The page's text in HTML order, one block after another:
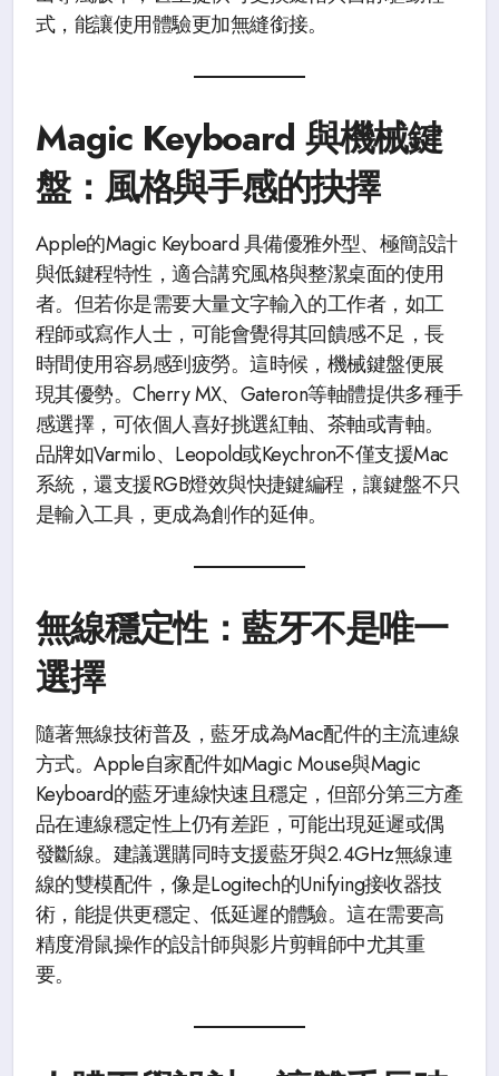
式，能讓使用體驗更加無縫銜接。
Magic Keyboard 與機械鍵
盤：風格與手感的抉擇
Apple的Magic Keyboard 具備優雅外型、極簡設計
與低鍵程特性，適合講究風格與整潔桌面的使用
者。但若你是需要大量文字輸入的工作者，如工
程師或寫作人士，可能會覺得其回饋感不足，長
時間使用容易感到疲勞。這時候，機械鍵盤便展
現其優勢。Cherry MX、Gateron等軸體提供多種手
感選擇，可依個人喜好挑選紅軸、茶軸或青軸。
品牌如Varmilo、Leopold或Keychron不僅支援Mac
系統，還支援RGB燈效與快捷鍵編程，讓鍵盤不只
是輸入工具，更成為創作的延伸。
無線穩定性：藍牙不是唯一
選擇
隨著無線技術普及，藍牙成為Mac配件的主流連線
方式。Apple自家配件如Magic Mouse與Magic
Keyboard的藍牙連線快速且穩定，但部分第三方產
品在連線穩定性上仍有差距，可能出現延遲或偶
發斷線。建議選購同時支援藍牙與2.4GHz無線連
線的雙模配件，像是Logitech的Unifying接收器技
術，能提供更穩定、低延遲的體驗。這在需要高
精度滑鼠操作的設計師與影片剪輯師中尤其重
要。